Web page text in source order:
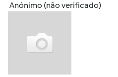
Anónimo (não verificado)